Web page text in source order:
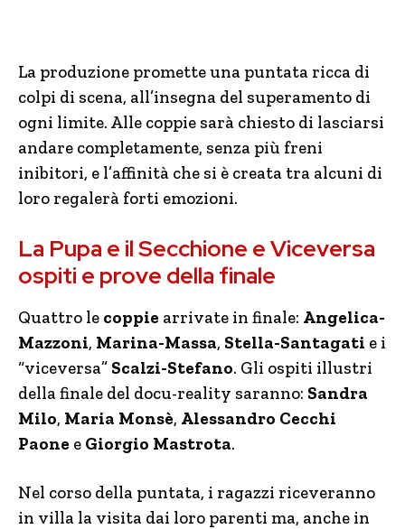
La produzione promette una puntata ricca di
colpi di scena, all’insegna del superamento di
ogni limite. Alle coppie sarà chiesto di lasciarsi
andare completamente, senza più freni
inibitori, e l’affinità che si è creata tra alcuni di
loro regalerà forti emozioni.
La Pupa e il Secchione e Viceversa
ospiti e prove della finale
Quattro le coppie arrivate in finale: Angelica-
Mazzoni, Marina-Massa, Stella-Santagati e i
“viceversa” Scalzi-Stefano. Gli ospiti illustri
della finale del docu-reality saranno: Sandra
Milo, Maria Monsè, Alessandro Cecchi
Paone e Giorgio Mastrota.
Nel corso della puntata, i ragazzi riceveranno
in villa la visita dai loro parenti ma, anche in